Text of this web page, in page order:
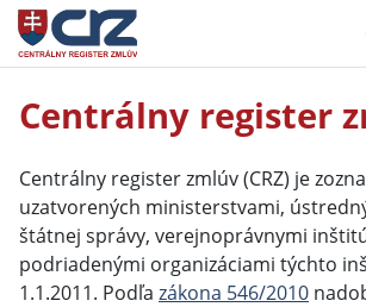
Centrálny register
Centrálny register zmlúv (CRZ) je
uzatvorených ministerstvami,
štátnej správy, verejnoprávnymi
podriadenými organizáciami týchto
1.1.2011. Podľa zákona 546/2010